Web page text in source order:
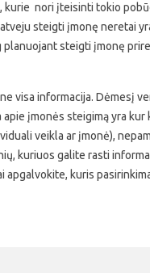
kurie nori įteisinti tokio
steigti įmonę neretai
steigti įmonę
visa informacija. Dėmesį
įmonės steigimą yra kur
veikla ar įmonė),
kuriuos galite rasti
apgalvokite, kuris